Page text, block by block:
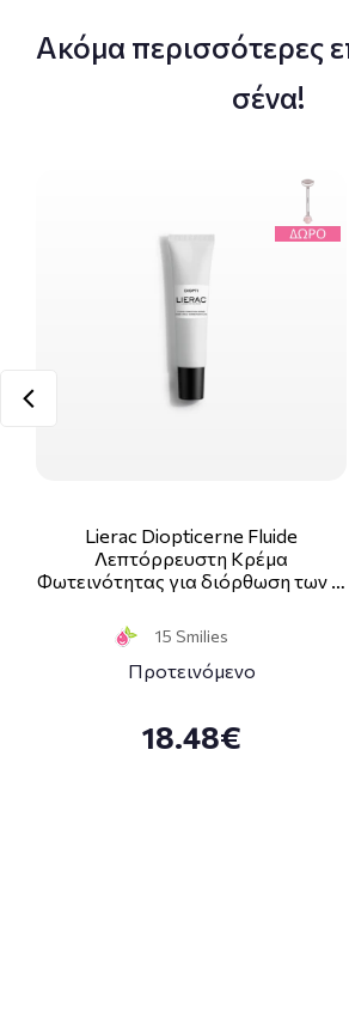
Ακόμα περισσότερες
σένα!
Lierac Diopticerne Fluide
Λεπτόρρευστη Κρέμα
Φωτεινότητας για διόρθωση των …
15 Smilies
Προτεινόμενο
18.48€